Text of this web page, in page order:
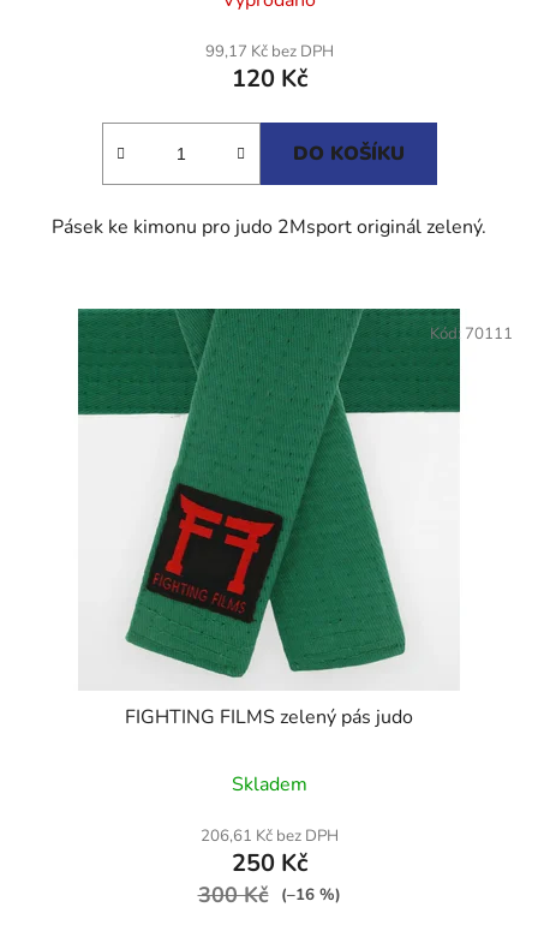
hodnocení
produktu
je
99,17 Kč bez DPH
120 Kč
DO KOŠÍKU
Pásek ke kimonu pro judo 2Msport originál zelený.
FIGHTING FILMS zelený pás judo
Skladem
206,61 Kč bez DPH
250 Kč
300 Kč (–16 %)
Kód: 70111